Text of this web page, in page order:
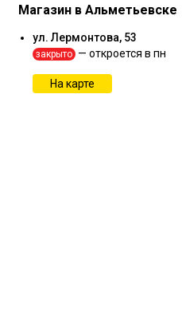
Магазин в Альметьевске
ул. Лермонтова, 53
закрыто — откроется в пн
На карте